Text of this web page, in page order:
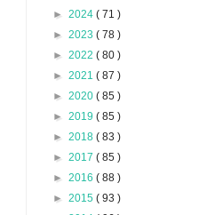
► 2024 ( 71 )
► 2023 ( 78 )
► 2022 ( 80 )
► 2021 ( 87 )
► 2020 ( 85 )
► 2019 ( 85 )
► 2018 ( 83 )
► 2017 ( 85 )
► 2016 ( 88 )
► 2015 ( 93 )